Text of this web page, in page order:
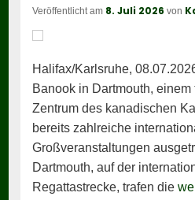
Veröffentlicht am 8. Juli 2026 von
Halifax/Karlsruhe,
Banook in Dartmouth,
Zentrum des kanadischen
bereits zahlreiche
Großveranstaltungen
Dartmouth, auf der
Regattastrecke, trafen die